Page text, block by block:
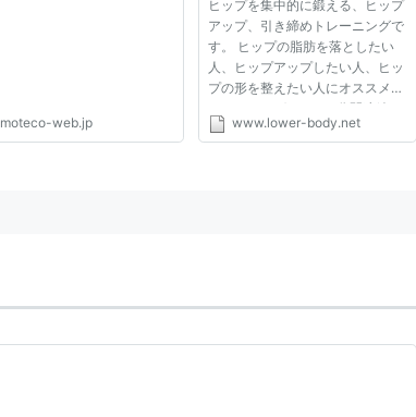
moteco-web.jp
ヒップを集中的に鍛える、ヒップ
アップ、引き締めトレーニングで
す。 ヒップの脂肪を落としたい
人、ヒップアップしたい人、ヒッ
プの形を整えたい人にオススメの
トレーニングです。 6分間連続で
トレーニングしますので、動画を
www.lower-body.net